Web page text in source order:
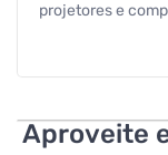
projetores e
passagem
dispositivo que
no local onde
Aproveite